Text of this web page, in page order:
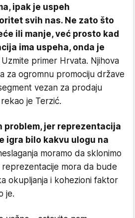
ipak je uspeh
svih nas. Ne zato što
ili manje, već prosto kad
ima uspeha, onda je
Uzmite primer Hrvata. Njihova
za ogromnu promociju države
vezan za prodaju
je Terzić.
problem, jer reprezentacija
igra bilo kakvu ulogu na
moramo da sklonimo
mora da bude
okupljanja i kohezioni faktor
je.